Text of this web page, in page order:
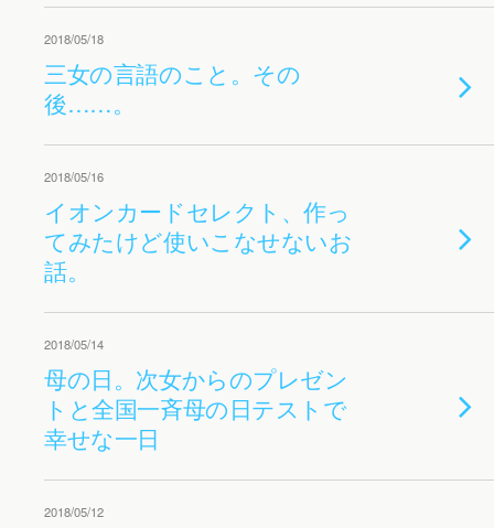
2018/05/18
三女の言語のこと。その
後……。
2018/05/16
イオンカードセレクト、作っ
てみたけど使いこなせないお
話。
2018/05/14
母の日。次女からのプレゼン
トと全国一斉母の日テストで
幸せな一日
2018/05/12